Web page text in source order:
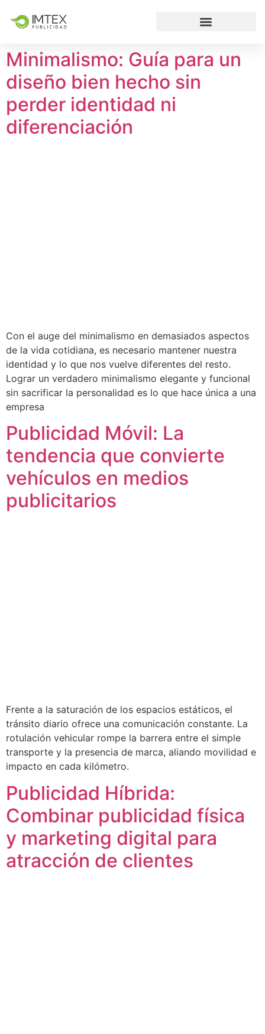
Minimalismo: Guía para un
diseño bien hecho sin
perder identidad ni
diferenciación
Con el auge del minimalismo en demasiados aspectos
de la vida cotidiana, es necesario mantener nuestra
identidad y lo que nos vuelve diferentes del resto.
Lograr un verdadero minimalismo elegante y funcional
sin sacrificar la personalidad es lo que hace única a una
empresa
Publicidad Móvil: La
tendencia que convierte
vehículos en medios
publicitarios
Frente a la saturación de los espacios estáticos, el
tránsito diario ofrece una comunicación constante. La
rotulación vehicular rompe la barrera entre el simple
transporte y la presencia de marca, aliando movilidad e
impacto en cada kilómetro.
Publicidad Híbrida:
Combinar publicidad física
y marketing digital para
atracción de clientes